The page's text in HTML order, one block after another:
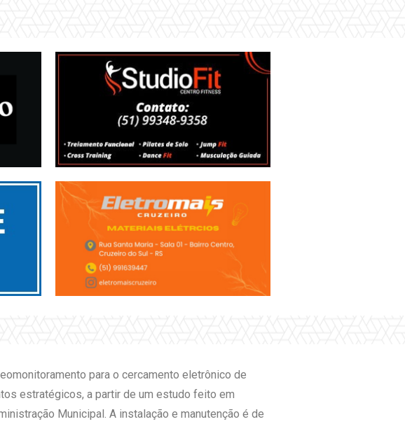
para o cercamento eletrônico de
estratégicos, a partir de um estudo feito em
Municipal. A instalação e manutenção é de